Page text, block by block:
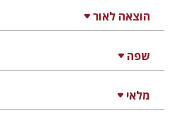
הוצאה לאור
שפה
מלאי